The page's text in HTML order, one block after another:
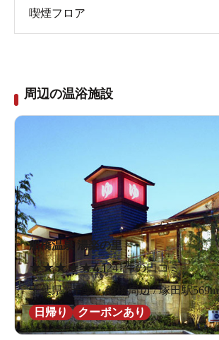
喫煙フロア
周辺の温浴施設
船橋温泉 湯楽の里
★★★★★4.1241件の口コミ
千葉県 / 千葉・船橋周辺 / 塚田駅569m
日帰り
クーポンあり